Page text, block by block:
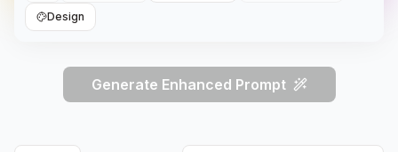
Design
Generate Enhanced Prompt